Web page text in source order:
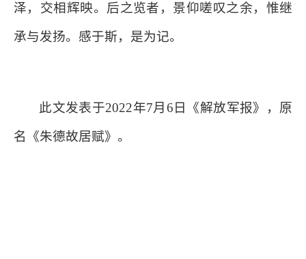
泽，交相辉映。后之览者，景仰嗟叹之余，惟继
承与发扬。感于斯，是为记。
此文发表于2022年7月6日《解放军报》，原
名《朱德故居赋》。